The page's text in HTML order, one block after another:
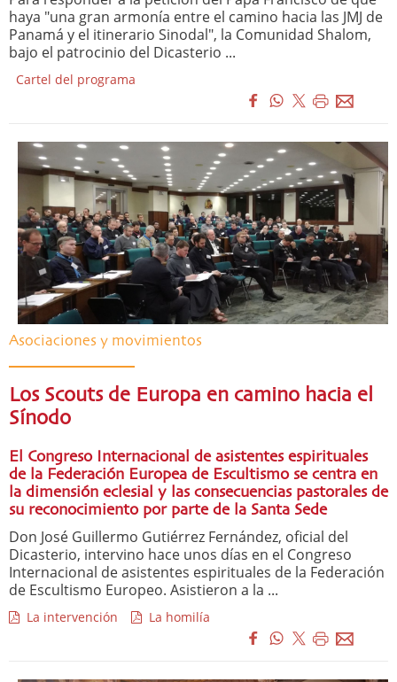
haya "una gran armonía entre el camino hacia las JMJ de
Panamá y el itinerario Sinodal", la Comunidad Shalom,
bajo el patrocinio del Dicasterio ...
Cartel del programa
Asociaciones y movimientos
Los Scouts de Europa en camino hacia el
Sínodo
El Congreso Internacional de asistentes espirituales
de la Federación Europea de Escultismo se centra en
la dimensión eclesial y las consecuencias pastorales de
su reconocimiento por parte de la Santa Sede
Don José Guillermo Gutiérrez Fernández, oficial del
Dicasterio, intervino hace unos días en el Congreso
Internacional de asistentes espirituales de la Federación
de Escultismo Europeo. Asistieron a la ...
La intervención La homilía